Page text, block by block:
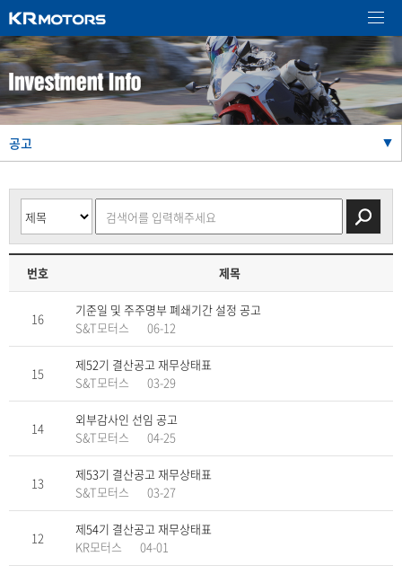
공고 ▼
번호 제목
16
기준일 및 주주명부 폐쇄기간 설정 공고
S&T모터스
06-12
15
제52기 결산공고 재무상태표
S&T모터스
03-29
14
외부감사인 선임 공고
S&T모터스
04-25
13
제53기 결산공고 재무상태표
S&T모터스
03-27
12
제54기 결산공고 재무상태표
KR모터스
04-01